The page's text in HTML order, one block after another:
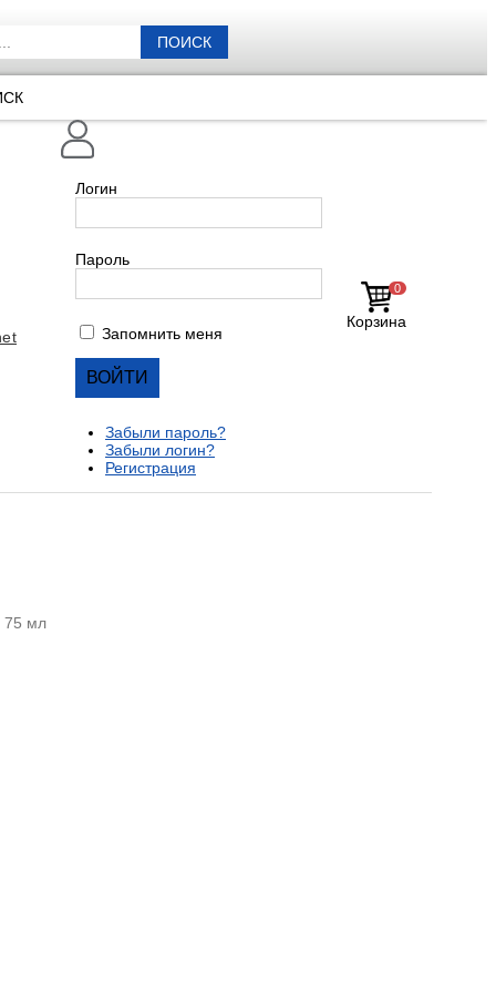
ПОИСК
0
Корзина
Логин
Пароль
Запомнить меня
Забыли пароль?
Забыли логин?
Регистрация
75 мл